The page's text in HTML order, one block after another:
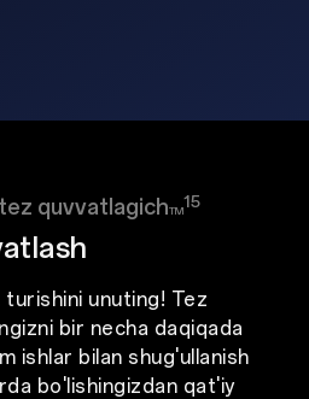
quvvatlagichTM
15
unuting! Tez
bir necha daqiqada
ishlar bilan shug'ullanish
bo'lishingizdan qat'iy